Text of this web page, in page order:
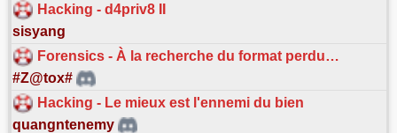
Hacking - d4priv8 II
sisyang
Forensics - À la recherche du format perdu…
#Z@tox#
Hacking - Le mieux est l'ennemi du bien
quangntenemy